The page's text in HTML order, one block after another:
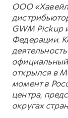
ООО
GWM Pickup
Федерации.
открылся в
момент в
центра,
округах